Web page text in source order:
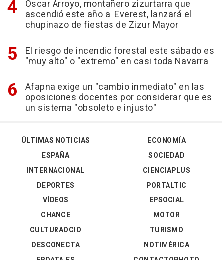
Óscar Arroyo, montañero zizurtarra que
ascendió este año al Everest, lanzará el
chupinazo de fiestas de Zizur Mayor
El riesgo de incendio forestal este sábado es
"muy alto" o "extremo" en casi toda Navarra
Afapna exige un "cambio inmediato" en las
oposiciones docentes por considerar que es
un sistema "obsoleto e injusto"
ÚLTIMAS NOTICIAS
ESPAÑA
INTERNACIONAL
DEPORTES
VÍDEOS
ECONOMÍA
SOCIEDAD
CIENCIAPLUS
PORTALTIC
EPSOCIAL
CHANCE
CULTURAOCIO
DESCONECTA
MOTOR
TURISMO
NOTIMÉRICA